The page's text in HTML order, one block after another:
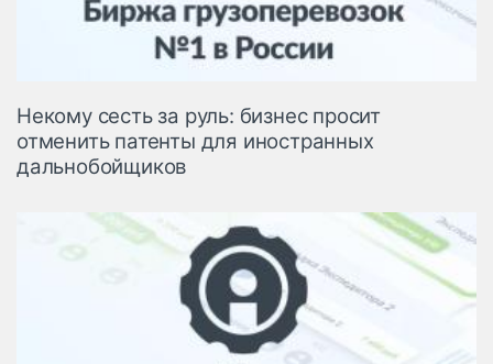
Некому сесть за руль: бизнес просит
отменить патенты для иностранных
дальнобойщиков